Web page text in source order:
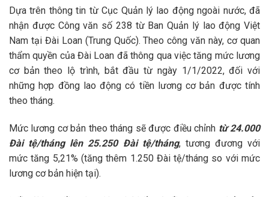
Dựa trên thông tin từ Cục Quản lý lao động ngoài nước, đã
nhận được Công văn số 238 từ Ban Quản lý lao động Việt
Nam tại Đài Loan (Trung Quốc). Theo công văn này, cơ quan
thẩm quyền của Đài Loan đã thông qua việc tăng mức lương
cơ bản theo lộ trình, bắt đầu từ ngày 1/1/2022, đối với
những hợp đồng lao động có tiền lương cơ bản được tính
theo tháng.
Mức lương cơ bản theo tháng sẽ được điều chỉnh từ 24.000
Đài tệ/tháng lên 25.250 Đài tệ/tháng, tương đương với
mức tăng 5,21% (tăng thêm 1.250 Đài tệ/tháng so với mức
lương cơ bản hiện tại).